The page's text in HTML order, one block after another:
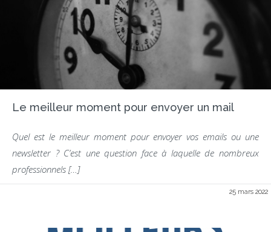
Le meilleur moment pour envoyer un mail
Quel est le meilleur moment pour envoyer vos emails ou une
newsletter ? C’est une question face à laquelle de nombreux
professionnels […]
25 mars 2022